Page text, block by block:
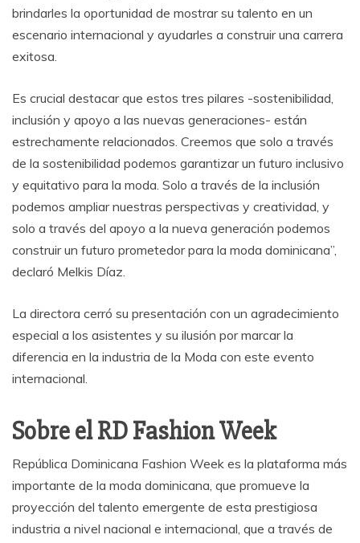
brindarles la oportunidad de mostrar su talento en un
escenario internacional y ayudarles a construir una carrera
exitosa.
Es crucial destacar que estos tres pilares -sostenibilidad,
inclusión y apoyo a las nuevas generaciones- están
estrechamente relacionados. Creemos que solo a través
de la sostenibilidad podemos garantizar un futuro inclusivo
y equitativo para la moda. Solo a través de la inclusión
podemos ampliar nuestras perspectivas y creatividad, y
solo a través del apoyo a la nueva generación podemos
construir un futuro prometedor para la moda dominicana”,
declaró Melkis Díaz.
La directora cerró su presentación con un agradecimiento
especial a los asistentes y su ilusión por marcar la
diferencia en la industria de la Moda con este evento
internacional.
Sobre el RD Fashion Week
República Dominicana Fashion Week es la plataforma más
importante de la moda dominicana, que promueve la
proyección del talento emergente de esta prestigiosa
industria a nivel nacional e internacional, que a través de